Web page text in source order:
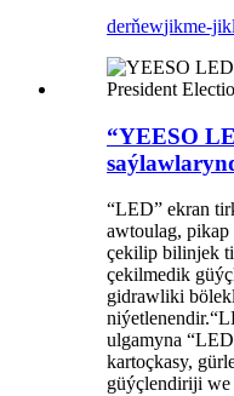
derňewjikme-
“YEESO
“LED” ekran
awtoulag,
çekilip bilinjek
çekilmedik
gidrawliki
ulgamyna
kartoçkasy,
güýçlendiriji we